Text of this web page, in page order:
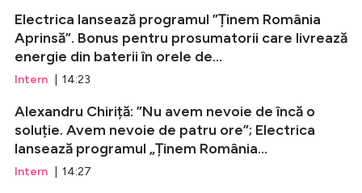
Electrica lansează programul ”Ținem România
Aprinsă”. Bonus pentru prosumatorii care livrează
energie din baterii în orele de...
Intern | 14:23
Alexandru Chiriță: ”Nu avem nevoie de încă o
soluție. Avem nevoie de patru ore”; Electrica
lansează programul „Ținem România...
Intern | 14:27